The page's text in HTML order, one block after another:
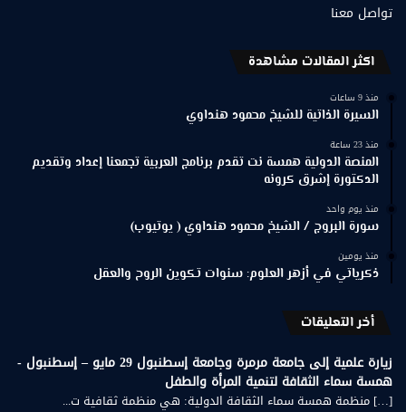
تواصل معنا
اكثر المقالات مشاهدة
منذ 9 ساعات
السيرة الذاتية للشيخ محمود هنداوي
منذ 23 ساعة
المنصة الدولية همسة نت تقدم برنامج العربية تجمعنا إعداد وتقديم
الدكتورة إشرق كرونه
منذ يوم واحد
سورة البروج / الشيخ محمود هنداوي ( يوتيوب)
منذ يومين
ذكرياتي في أزهر العلوم: سنوات تكوين الروح والعقل
أخر التعليقات
زيارة علمية إلى جامعة مرمرة وجامعة إسطنبول 29 مايو – إسطنبول -
همسة سماء الثقافة لتنمية المرأة والطفل
[…] منظمة همسة سماء الثقافة الدولية: هي منظمة ثقافية ت...